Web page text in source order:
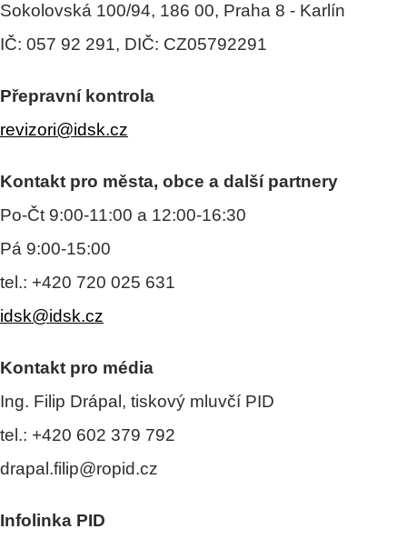
Sokolovská 100/94, 186 00, Praha 8 - Karlín
IČ: 057 92 291, DIČ: CZ05792291
Přepravní kontrola
revizori@idsk.cz
Kontakt pro města, obce a další partnery
Po-Čt 9:00-11:00 a 12:00-16:30
Pá 9:00-15:00
tel.: +420 720 025 631
idsk@idsk.cz
Kontakt pro média
Ing. Filip Drápal, tiskový mluvčí PID
tel.: +420 602 379 792
drapal.filip@ropid.cz
Infolinka PID